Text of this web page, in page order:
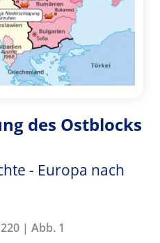
des Ostblocks
- Europa nach
| Abb. 1